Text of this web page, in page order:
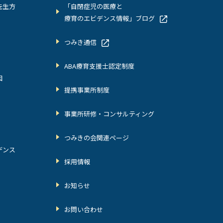
生方
ンス
「自閉症児の医療と
療育のエビデンス情報」ブログ
つみき通信
ABA療育支援士認定制度
提携事業所制度
事業所研修・コンサルティング
つみきの会関連ページ
採用情報
お知らせ
お問い合わせ